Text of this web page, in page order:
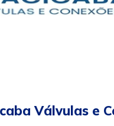
Válvulas e